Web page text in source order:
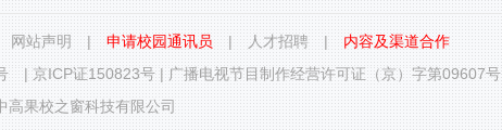
网站声明 | 申请校园通讯员 | 人才招聘 |
内容及渠道合作
|京ICP证150823号|广播电视节目制作经营许可证（京）字第09607号
高果校之窗科技有限公司